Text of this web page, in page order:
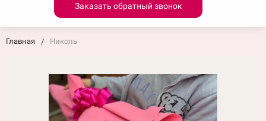
Заказать обратный звонок
Главная Николь